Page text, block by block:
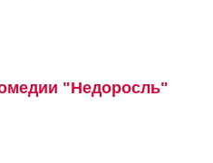
"Недоросль"